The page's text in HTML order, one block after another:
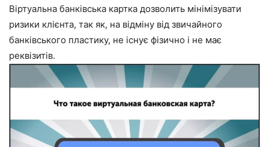
Віртуальна банківська картка дозволить мінімізувати
ризики клієнта, так як, на відміну від звичайного
банківського пластику, не існує фізично і не має
реквізитів.